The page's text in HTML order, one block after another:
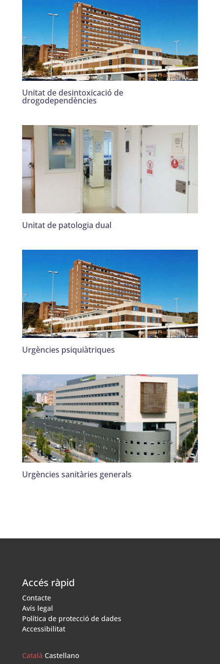
Unitat de desintoxicació de
drogodependències
Unitat de patologia dual
Urgències psiquiàtriques
Urgències sanitàries generals
Accés ràpid
Contacte
Avís legal
Política de protecció de dades
Accessibilitat
Català Castellano